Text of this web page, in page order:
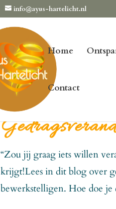
info@ayus-hartelicht.nl
Home
Contact
“Zou jij graag iets willen
krijgt!Lees in dit blog over
bewerkstelligen. Hoe doe je